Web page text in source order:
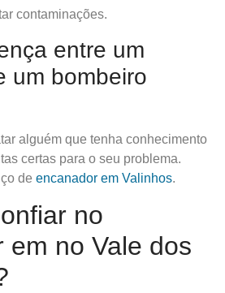
contaminações.
entre um
um bombeiro
alguém que tenha conhecimento
certas para o seu problema.
de encanador em Valinhos.
no
em no Vale dos